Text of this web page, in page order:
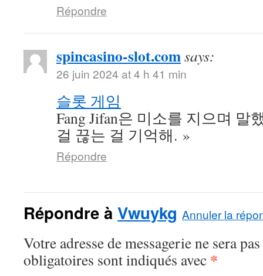
Répondre
spincasino-slot.comsays:
26 juin 2024 at 4 h 41 min
슬롯 게임
Fang Jifan은 미소를 지으며 말
걸 끊는 걸 기억해. »
Répondre
Répondre à Vwuykg Annuler la
Votre adresse de messagerie ne sera
obligatoires sont indiqués avec *